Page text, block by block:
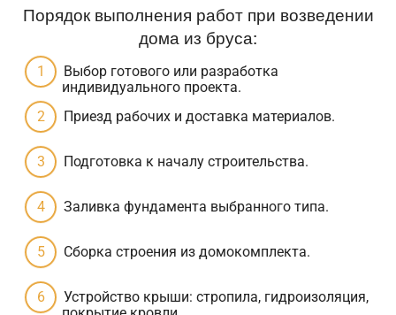
Порядок выполнения работ при возведении
дома из бруса:
Выбор готового или разработка
индивидуального проекта.
Приезд рабочих и доставка материалов.
Подготовка к началу строительства.
Заливка фундамента выбранного типа.
Сборка строения из домокомплекта.
Устройство крыши: стропила, гидроизоляция,